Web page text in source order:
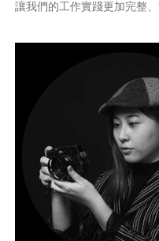
讓我們的工作實踐更加完整、